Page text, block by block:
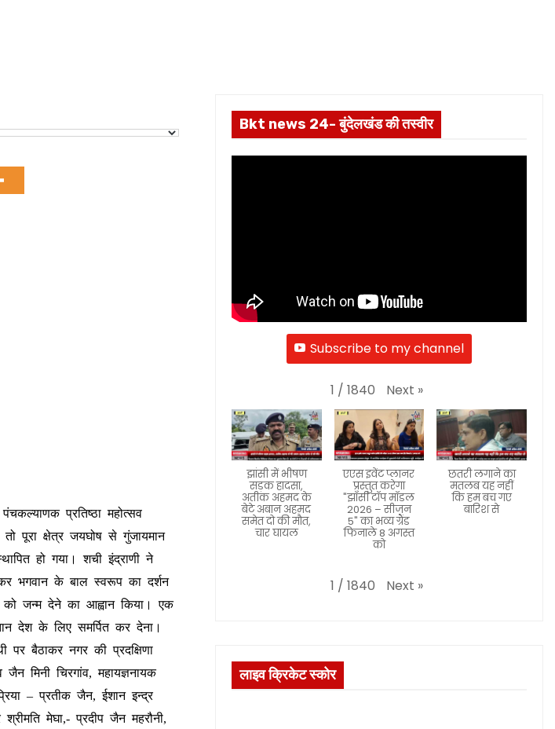
प्रतिष्ठा महोत्सव
पूरा क्षेत्र जयघोष से गुंजायमान
हो गया। शची इंद्राणी ने
भगवान के बाल स्वरूप का दर्शन
को जन्म देने का आह्वान किया। एक
देश के लिए समर्पित कर देना।
पर बैठाकर नगर की प्रदक्षिणा
मिनी चिरगांव, महायज्ञनायक
– प्रतीक जैन, ईशान इन्द्र
मेघा,- प्रदीप जैन महरौनी,
Bkt news 24- बुंदेलखंड की तस्वीर
Subscribe to my channel
1 / 1840 Next »
झांसी में भीषण
सड़क हादसा,
अतीक अहमद के
बेटे अबान अहमद
समेत दो की मौत,
चार घायल
एएस इवेंट प्लानर
प्रस्तुत करेगा
"झाँसी टॉप मॉडल
2026 – सीजन
5" का भव्य ग्रैंड
फिनाले 8 अगस्त
को
छतरी लगाने का
मतलब यह नहीं
कि हम बच गए
बारिश से
1 / 1840 Next »
लाइव क्रिकेट स्कोर